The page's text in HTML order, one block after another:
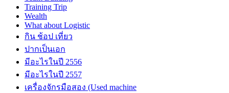
Training Trip
Wealth
What about Logistic
กิน ช้อป เที่ยว
ปากเป็นเอก
มีอะไรในปี 2556
มีอะไรในปี 2557
เครื่องจักรมือสอง (Used machine